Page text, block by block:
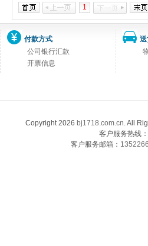
1
付款方式
公司银行汇款
开票信息
Copyright 2026 bj1718.com.cn. All
客户服务热线
客户服务邮箱：